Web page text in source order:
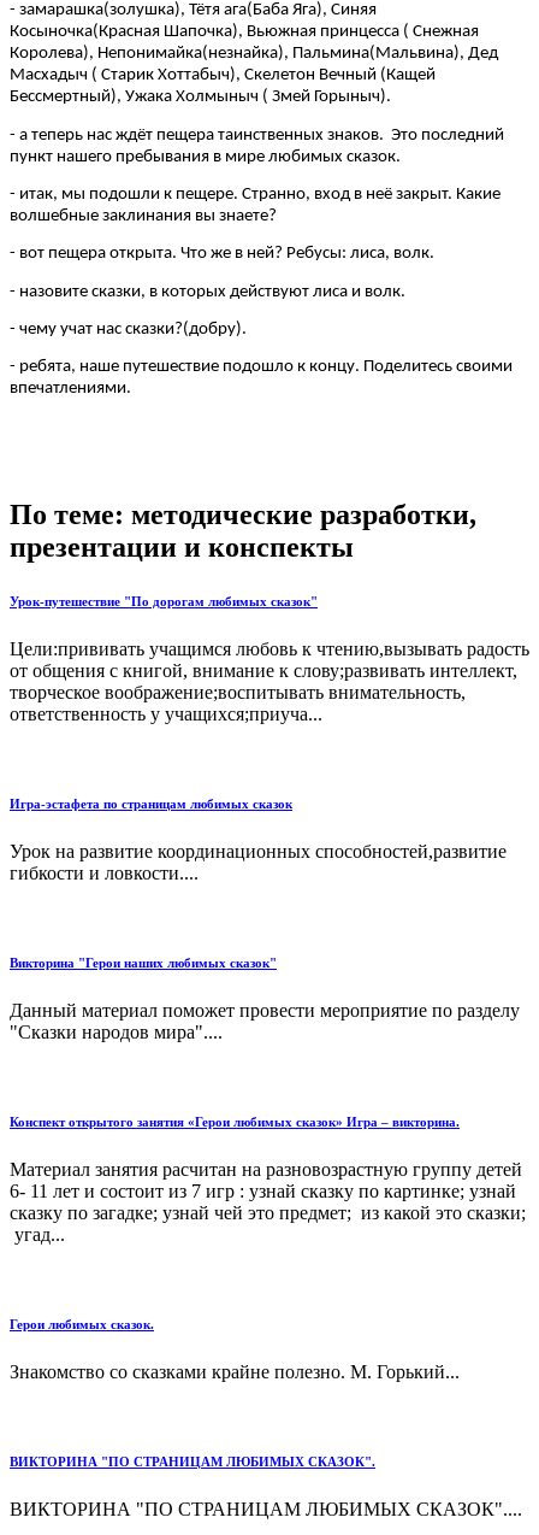
- замарашка(золушка), Тётя ага(Баба Яга), Синяя
Косыночка(Красная Шапочка), Вьюжная принцесса ( Снежная
Королева), Непонимайка(незнайка), Пальмина(Мальвина), Дед
Масхадыч ( Старик Хоттабыч), Скелетон Вечный (Кащей
Бессмертный), Ужака Холмыныч ( Змей Горыныч).
- а теперь нас ждёт пещера таинственных знаков. Это последний
пункт нашего пребывания в мире любимых сказок.
- итак, мы подошли к пещере. Странно, вход в неё закрыт. Какие
волшебные заклинания вы знаете?
- вот пещера открыта. Что же в ней? Ребусы: лиса, волк.
- назовите сказки, в которых действуют лиса и волк.
- чему учат нас сказки?(добру).
- ребята, наше путешествие подошло к концу. Поделитесь своими
впечатлениями.
По теме: методические разработки,
презентации и конспекты
Урок-путешествие "По дорогам любимых сказок"
Цели:прививать учащимся любовь к чтению,вызывать радость
от общения с книгой, внимание к слову;развивать интеллект,
творческое воображение;воспитывать внимательность,
ответственность у учащихся;приуча...
Игра-эстафета по страницам любимых сказок
Урок на развитие координационных способностей,развитие
гибкости и ловкости....
Викторина "Герои наших любимых сказок"
Данный материал поможет провести мероприятие по разделу
"Сказки народов мира"....
Конспект открытого занятия «Герои любимых сказок» Игра – викторина.
Материал занятия расчитан на разновозрастную группу детей
6- 11 лет и состоит из 7 игр : узнай сказку по картинке; узнай
сказку по загадке; узнай чей это предмет; из какой это сказки;
угад...
Герои любимых сказок.
Знакомство со сказками крайне полезно. М. Горький...
ВИКТОРИНА "ПО СТРАНИЦАМ ЛЮБИМЫХ СКАЗОК".
ВИКТОРИНА "ПО СТРАНИЦАМ ЛЮБИМЫХ СКАЗОК"....